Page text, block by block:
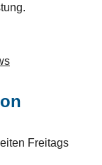
Freitags